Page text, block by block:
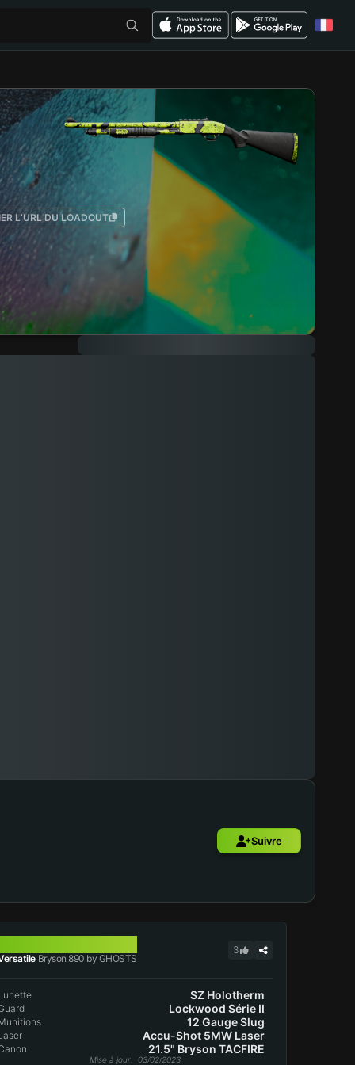
L’URL DU LOADOUT
Suivre
Bryson 890 by GHOSTS
3
SZ Holotherm
Lockwood Série II
12 Gauge Slug
Accu-Shot 5MW Laser
21.5" Bryson TACFIRE
Mise à jour: 03/02/2023